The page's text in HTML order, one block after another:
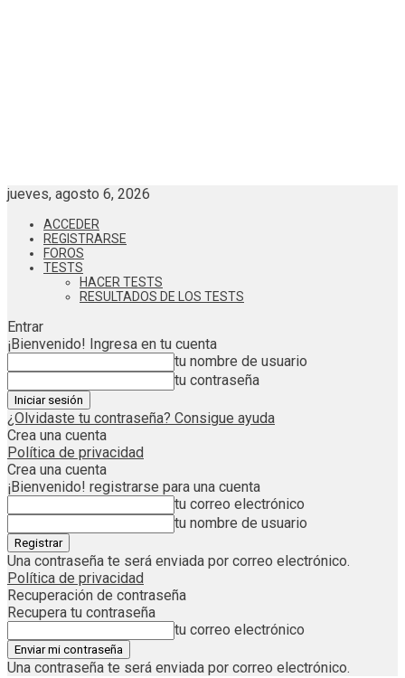
jueves, agosto 6, 2026
ACCEDER
REGISTRARSE
FOROS
TESTS
HACER TESTS
RESULTADOS DE LOS TESTS
Entrar
¡Bienvenido! Ingresa en tu cuenta
tu nombre de usuario
tu contraseña
¿Olvidaste tu contraseña? Consigue ayuda
Crea una cuenta
Política de privacidad
Crea una cuenta
¡Bienvenido! registrarse para una cuenta
tu correo electrónico
tu nombre de usuario
Una contraseña te será enviada por correo electrónico.
Política de privacidad
Recuperación de contraseña
Recupera tu contraseña
tu correo electrónico
Una contraseña te será enviada por correo electrónico.